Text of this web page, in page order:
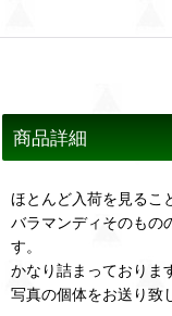
商品詳細
ほとんど入荷を見るこ
バラマンディそのもの
す。
かなり詰まっておりま
写真の個体をお送り致